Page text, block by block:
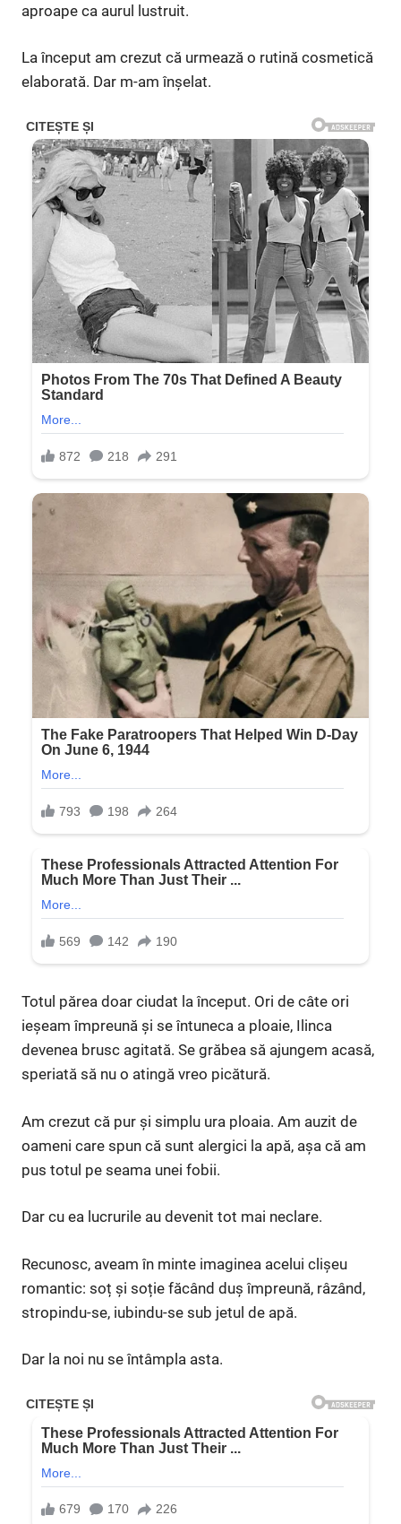
aproape ca aurul lustruit.
La început am crezut că urmează o rutină cosmetică
elaborată. Dar m-am înșelat.
Totul părea doar ciudat la început. Ori de câte ori
ieșeam împreună și se întuneca a ploaie, Ilinca
devenea brusc agitată. Se grăbea să ajungem acasă,
speriată să nu o atingă vreo picătură.
Am crezut că pur și simplu ura ploaia. Am auzit de
oameni care spun că sunt alergici la apă, așa că am
pus totul pe seama unei fobii.
Dar cu ea lucrurile au devenit tot mai neclare.
Recunosc, aveam în minte imaginea acelui clișeu
romantic: soț și soție făcând duș împreună, râzând,
stropindu-se, iubindu-se sub jetul de apă.
Dar la noi nu se întâmpla asta.